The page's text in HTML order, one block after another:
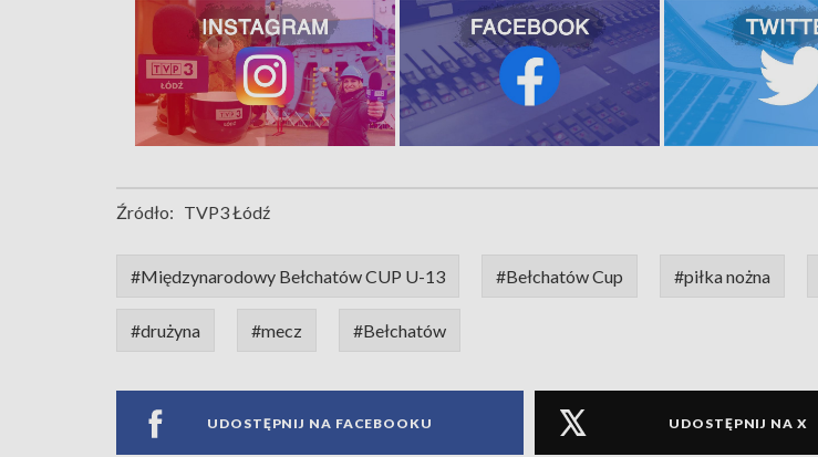
Źródło: TVP3 Łódź
#Międzynarodowy Bełchatów CUP U-13 #Bełchatów Cup #piłka nożna
#drużyna #mecz #Bełchatów
UDOSTĘPNIJ NA FACEBOOKU UDOSTĘPNIJ NA X